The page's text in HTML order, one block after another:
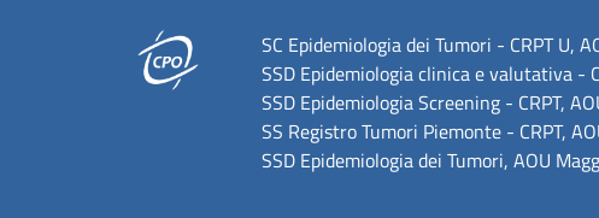
SC Epidemiologia dei Tumori - CRPT U,
SSD Epidemiologia clinica e valutativa -
SSD Epidemiologia Screening - CRPT,
SS Registro Tumori Piemonte - CRPT,
SSD Epidemiologia dei Tumori, AOU